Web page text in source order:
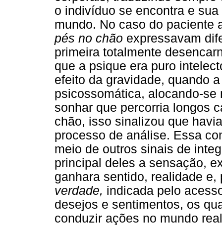
o indivíduo se encontra e
mundo. No caso do paciente
pés no chão expressavam
primeira totalmente
que a psique era puro
efeito da gravidade, quando
psicossomática, alocando-
sonhar que percorria longos
chão, isso sinalizou que
processo de análise. Essa
meio de outros sinais de
principal deles a sensação,
ganhara sentido, realidade
verdade, indicada pelo
desejos e sentimentos, os
conduzir ações no mundo